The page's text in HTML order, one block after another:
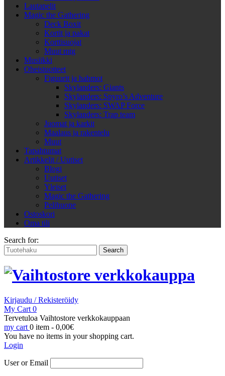
Lautapelit
Magic the Gathering
Deck Boxit
Kortit ja pakat
Korttisuojat
Muut mtg
Musiikki
Oheistuotteet
Figuurit ja hahmot
Skylanders: Giants
Skylanders: Spyro’s Adventure
Skylanders: SWAP Force
Skylanders: Trap team
Juomat ja karkit
Maalaus ja rakentelu
Muut
Tapahtumat
Artikkelit / Uutiset
Blogi
Uutiset
Yleiset
Magic the Gathering
Pelihuone
Ostoskori
Oma tili
Search for:
Kirjaudu / Rekisteröidy
My Cart 0
Tervetuloa Vaihtostore verkkokauppaan
my cart 0 item - 0,00€
You have no items in your shopping cart.
Login
User or Email